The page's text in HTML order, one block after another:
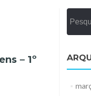
– 1º
por: